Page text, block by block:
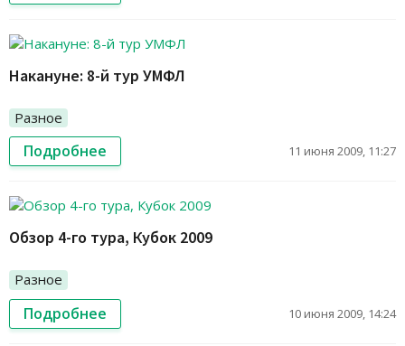
Накануне: 8-й тур УМФЛ
Разное
Подробнее 11 июня 2009, 11:27
Обзор 4-го тура, Кубок 2009
Разное
Подробнее 10 июня 2009, 14:24